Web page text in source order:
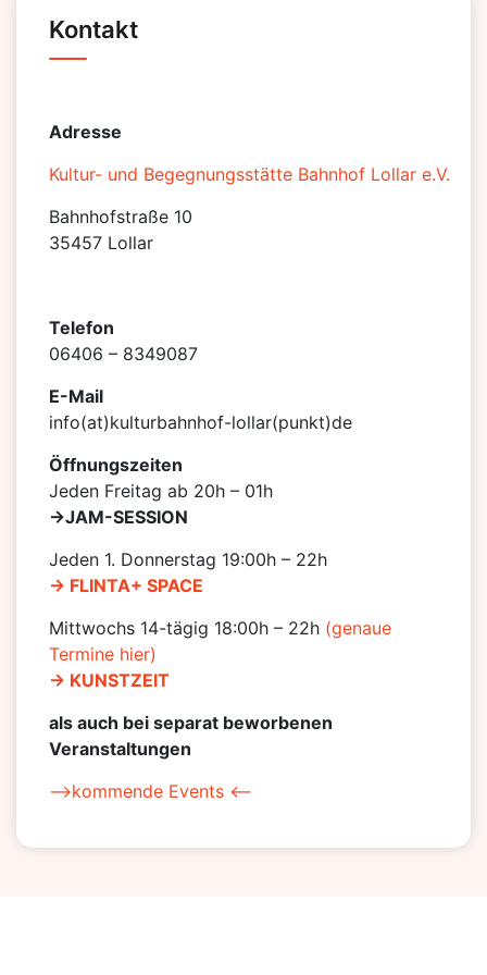
Kontakt
Adresse
Kultur- und Begegnungsstätte Bahnhof Lollar e.V.
Bahnhofstraße 10
35457 Lollar
Telefon
06406 – 8349087
E-Mail
info(at)kulturbahnhof-lollar(punkt)de
Öffnungszeiten
Jeden Freitag ab 20h – 01h
->JAM-SESSION
Jeden 1. Donnerstag 19:00h – 22h
-> FLINTA+ SPACE
Mittwochs 14-tägig 18:00h – 22h (genaue
Termine hier)
-> KUNSTZEIT
als auch bei separat beworbenen
Veranstaltungen
–>kommende Events <–